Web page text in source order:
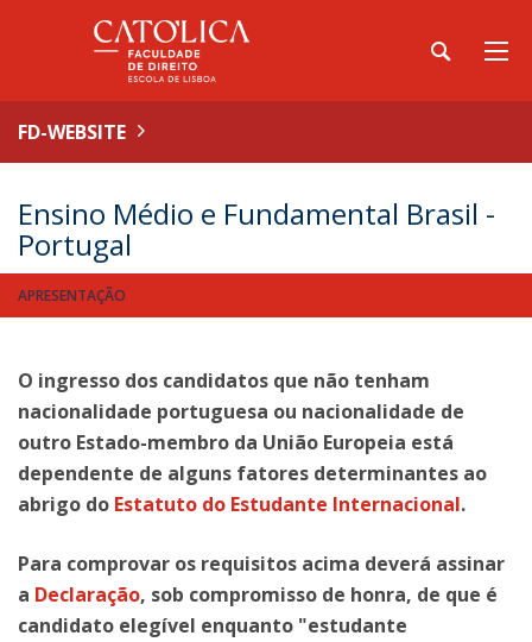
FD-WEBSITE
Ensino Médio e Fundamental Brasil -
Portugal
APRESENTAÇÃO
O ingresso dos candidatos que não tenham
nacionalidade portuguesa ou nacionalidade de
outro Estado-membro da União Europeia está
dependente de alguns fatores determinantes ao
abrigo do Estatuto do Estudante Internacional.
Para comprovar os requisitos acima deverá assinar
a Declaração, sob compromisso de honra, de que é
candidato elegível enquanto "estudante